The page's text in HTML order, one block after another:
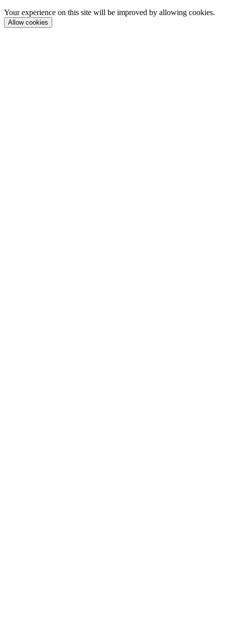
Your experience on this site will be improved by allowing cookies.
Allow cookies